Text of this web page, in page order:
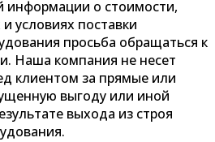
информации о стоимости,
условиях поставки
просьба обращаться к
Наша компания не несет
клиентом за прямые или
выгоду или иной
выхода из строя